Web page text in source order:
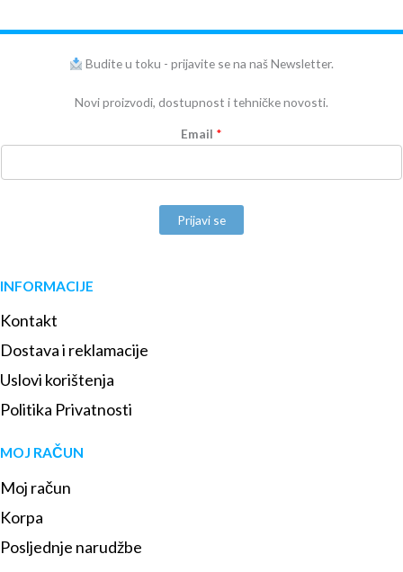
Budite u toku - prijavite se na naš Newsletter.
Novi proizvodi, dostupnost i tehničke novosti.
Email *
Prijavi se
INFORMACIJE
Kontakt
Dostava i reklamacije
Uslovi korištenja
Politika Privatnosti
MOJ RAČUN
Moj račun
Korpa
Posljednje narudžbe